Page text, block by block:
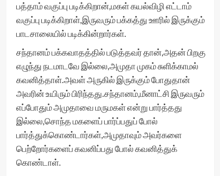
பத்தாம் வகுப்பு படிக்கிறான்,மகள் கயல்விழி எட்டாம்
வகுப்பு படிக்கிறாள்,இருவரும் பக்கத்து ஊரில் இருக்கும்
பாடசாலையில் படிக்கின்றார்கள்.
சந்தானம் பக்கவாதத்தில் படுத்தவர் தான்,அதன் பிறகு
எழுந்து நடமாடவே இல்லை,அமுதா முகம் சுளிக்காமல்
கவனித்தாள்.அவள் அருகில் இருக்கும் போதுதான்
அவரின் உயிரும் பிரிந்தது.சந்தானம்,மீனாட்சி இருவரும்
எப்போதும் அமுதாவை மருமகள் என்று பார்த்தது
இல்லை,சொந்த மகளைப் பார்ப்பதுப் போல்
பார்த்துக்கொண்டார்கள்,அமுதாவும் அவர்களை
பெற்றோர்களைப் கவனிப்பது போல் கவனித்துக்
கொண்டாள்.